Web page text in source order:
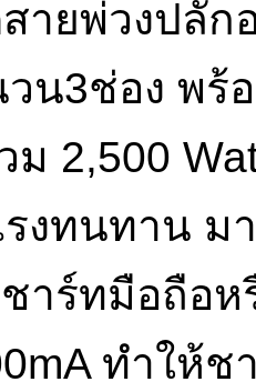
ายพ่วงปลั๊
วน3ช่อง พร้
ม 2,500
งทนทาน ม
าร์ทมือถือห
ทำให้ช